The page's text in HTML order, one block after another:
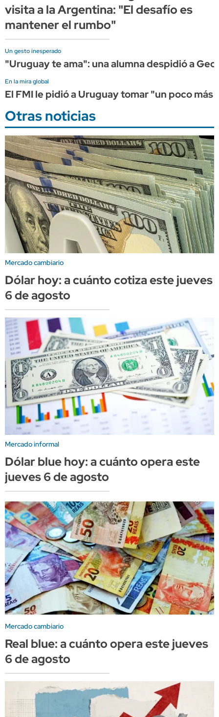
visita a la Argentina: "El desafío es
mantener el rumbo"
Un gesto inesperado
"Uruguay te ama": una alumna despidió a
En la mira global
El FMI le pidió a Uruguay tomar "un poco
Otras noticias
Mercado cambiario
Dólar hoy: a cuánto cotiza este jueves
6 de agosto
Mercado informal
Dólar blue hoy: a cuánto opera este
jueves 6 de agosto
Mercado cambiario
Real blue: a cuánto opera este jueves
6 de agosto